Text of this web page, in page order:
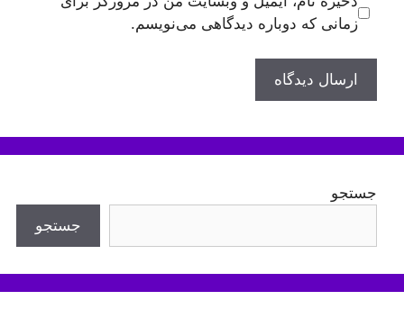
زمانی که دوباره دیدگاهی می‌نویسم.
جستجو
جستجو